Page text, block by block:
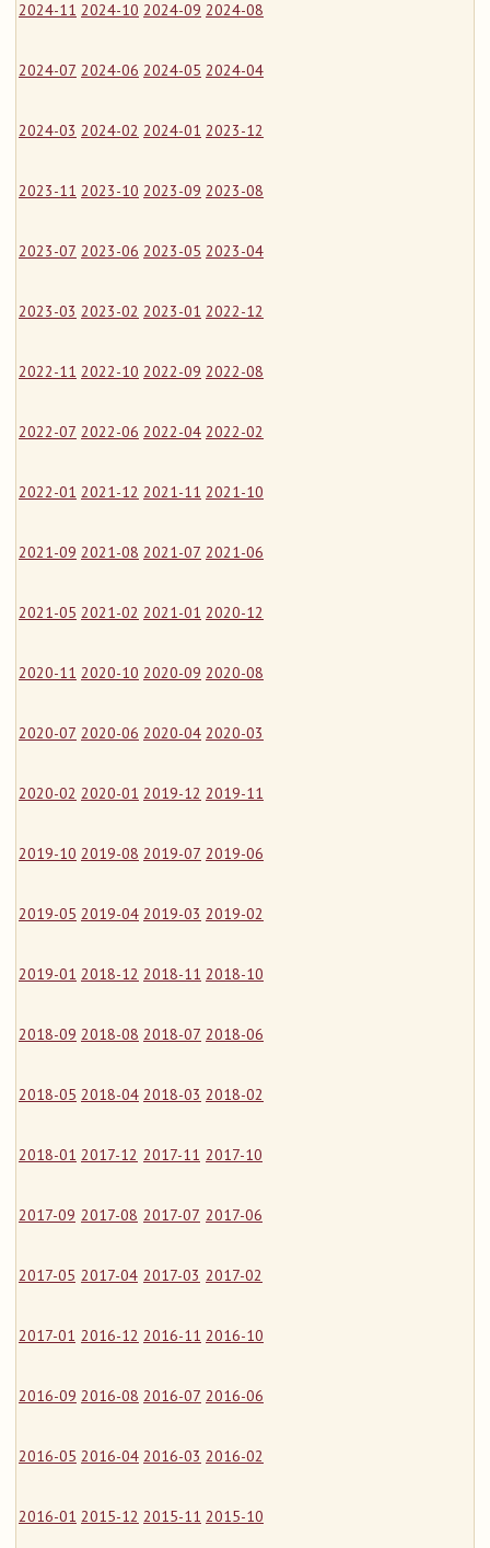
2024-11 2024-10 2024-09 2024-08
2024-07 2024-06 2024-05 2024-04
2024-03 2024-02 2024-01 2023-12
2023-11 2023-10 2023-09 2023-08
2023-07 2023-06 2023-05 2023-04
2023-03 2023-02 2023-01 2022-12
2022-11 2022-10 2022-09 2022-08
2022-07 2022-06 2022-04 2022-02
2022-01 2021-12 2021-11 2021-10
2021-09 2021-08 2021-07 2021-06
2021-05 2021-02 2021-01 2020-12
2020-11 2020-10 2020-09 2020-08
2020-07 2020-06 2020-04 2020-03
2020-02 2020-01 2019-12 2019-11
2019-10 2019-08 2019-07 2019-06
2019-05 2019-04 2019-03 2019-02
2019-01 2018-12 2018-11 2018-10
2018-09 2018-08 2018-07 2018-06
2018-05 2018-04 2018-03 2018-02
2018-01 2017-12 2017-11 2017-10
2017-09 2017-08 2017-07 2017-06
2017-05 2017-04 2017-03 2017-02
2017-01 2016-12 2016-11 2016-10
2016-09 2016-08 2016-07 2016-06
2016-05 2016-04 2016-03 2016-02
2016-01 2015-12 2015-11 2015-10